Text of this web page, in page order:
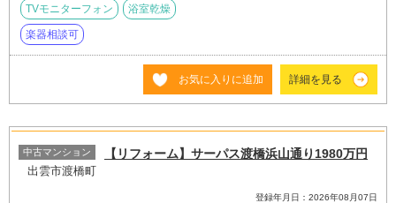
TVモニターフォン 浴室乾燥
楽器相談可
お気に入りに追加 詳細を見る
中古マンション 【リフォーム】サーパス渡橋浜山通り1980万円
出雲市渡橋町
登録年月日：2026年08月07日